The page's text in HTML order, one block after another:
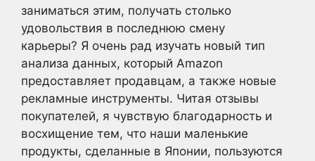
заниматься этим, получать столько
удовольствия в последнюю смену
карьеры? Я очень рад изучать новый тип
анализа данных, который Amazon
предоставляет продавцам, а также новые
рекламные инструменты. Читая отзывы
покупателей, я чувствую благодарность и
восхищение тем, что наши маленькие
продукты, сделанные в Японии, пользуются